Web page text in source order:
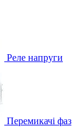
Реле напруги
Перемикачі фаз